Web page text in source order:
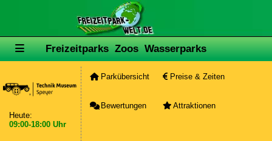
Freizeitparks Zoos Wasserparks
Heute:
09:00-18:00 Uhr
Parkübersicht Preise & Zeiten
Bewertungen Attraktionen